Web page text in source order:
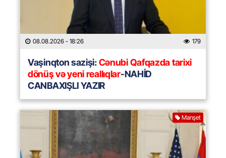
08.08.2026 - 18:26 179
Vaşinqton sazişi:Cənubi Qafqazda tarixi
dönüş və yeni reallıqlar-NAHİD
CANBAXIŞLI YAZIR
Manşet